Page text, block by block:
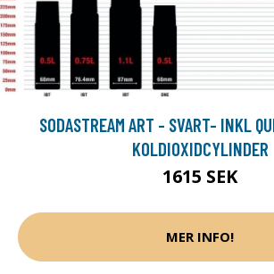
SODASTREAM ART - SVART- INKL
KOLDIOXIDCYLINDER
1615 SEK
MER INFO!